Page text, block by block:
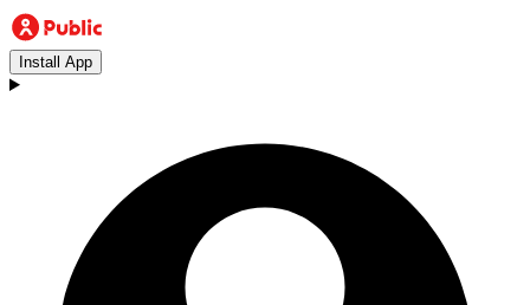
Install App